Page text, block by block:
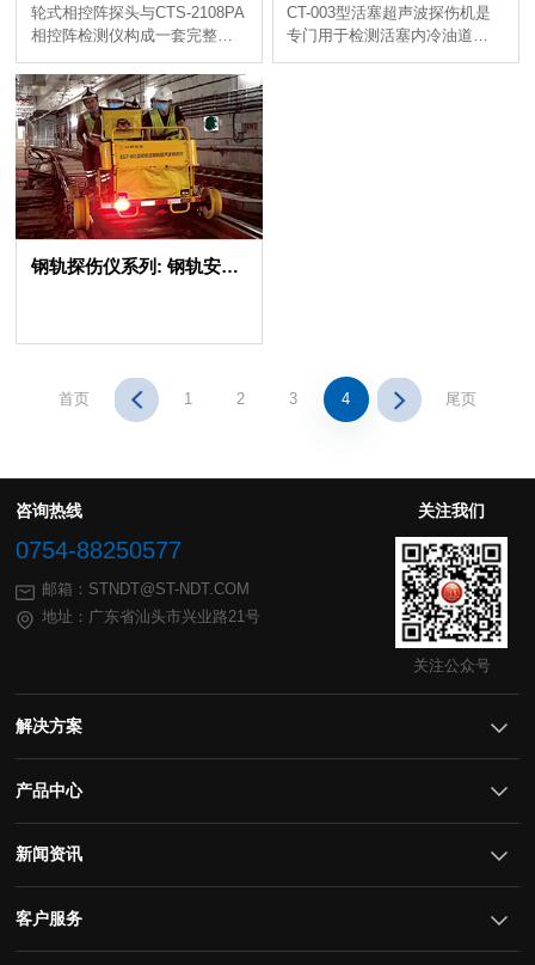
水作为耦合剂，轻轻滚动探头...
钢轨探伤仪系列: 钢轨安全的“智能守护”者
首页 1 2 3 4 尾页
咨询热线
0754-88250577
邮箱：STNDT@ST-NDT.COM
地址：广东省汕头市兴业路21号
解决方案
产品中心
新闻资讯
客户服务
关注我们
关注公众号